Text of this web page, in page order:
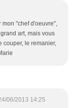
mon "chef d'oeuvre",
art, mais vous
couper, le remanier,
06/2013 14:25